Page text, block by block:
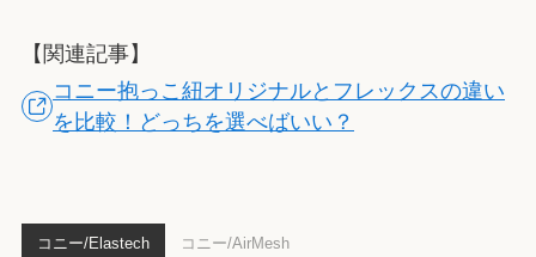
【関連記事】
コニー抱っこ紐オリジナルとフレックスの違い
を比較！どっちを選べばいい？
コニー/Elastech コニー/AirMesh